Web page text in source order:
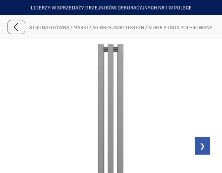
LIDERZY W SPRZEDAŻY GRZEJNIKÓW DEKORACYJNYCH NR 1 W POLSCE
ITEM
STRONA GŁÓWNA/ MARKI/AG GRZEJNIKI DESIGN / KUBIK P INOX POLEROWANY
❯